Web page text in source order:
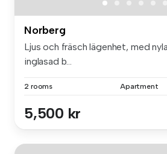
Norberg
Ljus och fräsch lägenhet, med
inglasad b...
2 rooms Apartment
5,500 kr